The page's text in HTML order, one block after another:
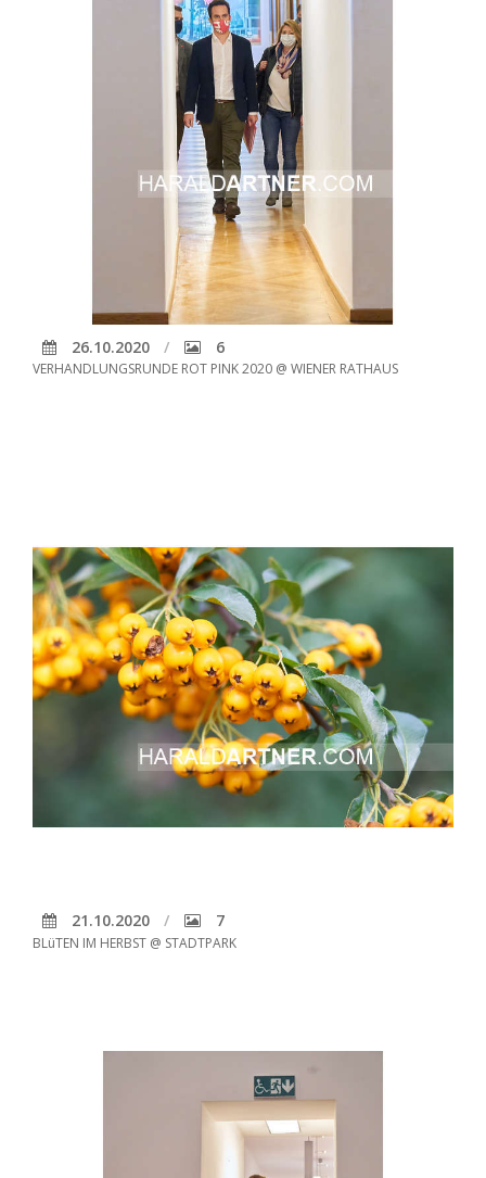
26.10.2020 6
VERHANDLUNGSRUNDE ROT PINK 2020 @ WIENER RATHAUS
21.10.2020 7
BLüTEN IM HERBST @ STADTPARK